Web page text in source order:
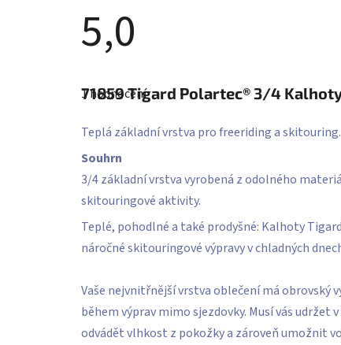
5,0
produktu
z
hvězdiček.
1 hodnocení
71859 Tigard Polartec® 3/4
Teplá základní vrstva pro freeriding a skitouring.
Souhrn
3/4 základní vrstva vyrobená z odolného
skitouringové aktivity.
Teplé, pohodlné a také prodyšné: Kalhoty
náročné skitouringové výpravy v chladných
Vaše nejvnitřnější vrstva oblečení má obrovský
během výprav mimo sjezdovky. Musí vás
odvádět vlhkost z pokožky a zároveň umožnit